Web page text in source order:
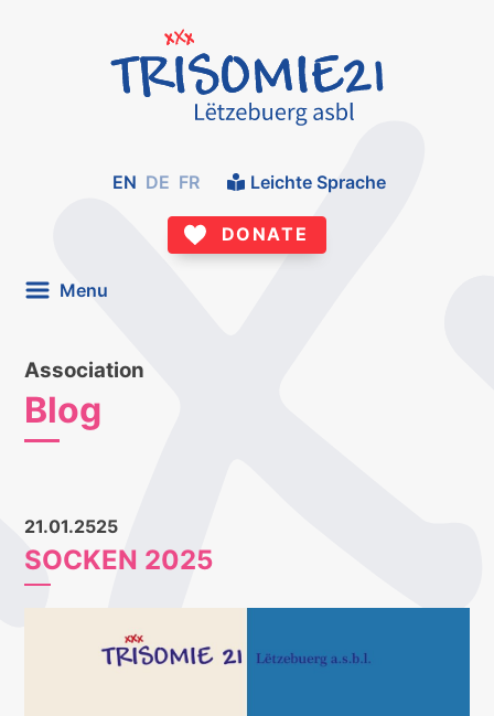
EN DE FR Leichte Sprache
DONATE
Menu
Association
Blog
21.01.2525
SOCKEN 2025